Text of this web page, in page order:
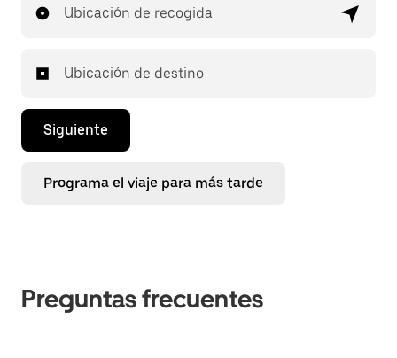
Ubicación de recogida
Ubicación de destino
Siguiente
Programa el viaje para más tarde
Preguntas frecuentes